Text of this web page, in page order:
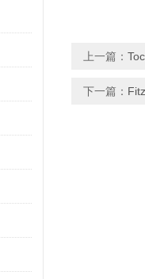
上一篇：
下一篇：